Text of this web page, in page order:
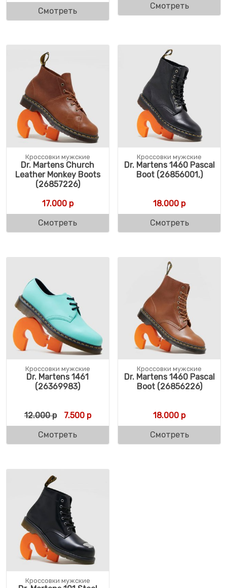
Смотреть
Смотреть
Кроссовки мужские
Dr. Martens Church
Leather Monkey Boots
(26857226)
17.000р
Смотреть
Кроссовки мужские
Dr. Martens 1460 Pascal
Boot (26856001,)
18.000 р
Смотреть
Кроссовки мужские
Dr. Martens 1461
(26369983)
12.000р Первоначальная цена составляла 12.000
7.500рТекущая цена: 7.500 р.
Смотреть
Кроссовки мужские
Dr. Martens 1460 Pascal
Boot (26856226)
18.000 р
Смотреть
Кроссовки мужские